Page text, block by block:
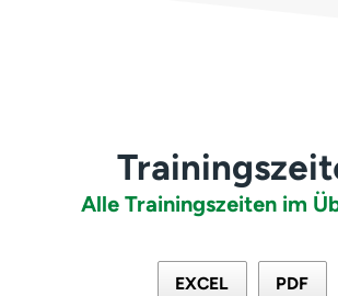
Alle Trainingszeiten im
EXCEL PDF